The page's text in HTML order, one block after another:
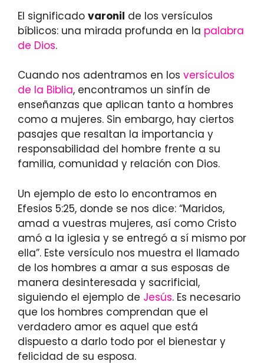
El significado varonil de los versículos
bíblicos: una mirada profunda en la palabra
de Dios.
Cuando nos adentramos en los versículos
de la Biblia, encontramos un sinfín de
enseñanzas que aplican tanto a hombres
como a mujeres. Sin embargo, hay ciertos
pasajes que resaltan la importancia y
responsabilidad del hombre frente a su
familia, comunidad y relación con Dios.
Un ejemplo de esto lo encontramos en
Efesios 5:25, donde se nos dice: “Maridos,
amad a vuestras mujeres, así como Cristo
amó a la iglesia y se entregó a sí mismo por
ella”. Este versículo nos muestra el llamado
de los hombres a amar a sus esposas de
manera desinteresada y sacrificial,
siguiendo el ejemplo de Jesús. Es necesario
que los hombres comprendan que el
verdadero amor es aquel que está
dispuesto a darlo todo por el bienestar y
felicidad de su esposa.